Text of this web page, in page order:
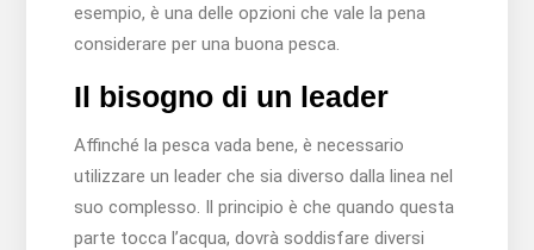
esempio, è una delle opzioni che vale la pena
considerare per una buona pesca.
Il bisogno di un leader
Affinché la pesca vada bene, è necessario
utilizzare un leader che sia diverso dalla linea nel
suo complesso. Il principio è che quando questa
parte tocca l’acqua, dovrà soddisfare diversi